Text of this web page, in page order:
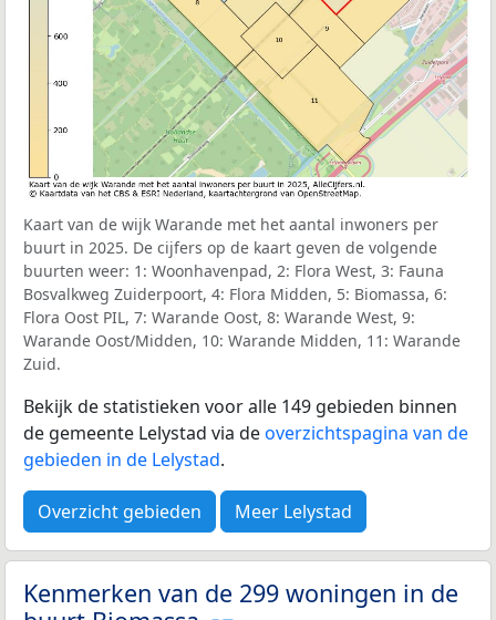
Kaart van de wijk Warande met het aantal inwoners per
buurt in 2025. De cijfers op de kaart geven de volgende
buurten weer: 1: Woonhavenpad, 2: Flora West, 3: Fauna
Bosvalkweg Zuiderpoort, 4: Flora Midden, 5: Biomassa, 6:
Flora Oost PIL, 7: Warande Oost, 8: Warande West, 9:
Warande Oost/Midden, 10: Warande Midden, 11: Warande
Zuid.
Bekijk de statistieken voor alle 149 gebieden binnen
de gemeente Lelystad via deoverzichtspagina van de
gebieden in de Lelystad.
Overzicht gebieden Meer Lelystad
Kenmerken van de 299 woningen in de